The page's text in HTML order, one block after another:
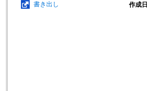
書き出し 作成日